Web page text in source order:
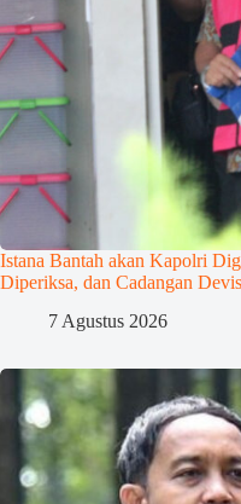
Istana Bantah akan Kapolri
Diperiksa, dan Cadangan
7 Agustus 2026